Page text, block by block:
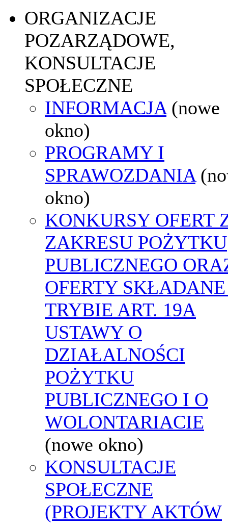
ORGANIZACJE
POZARZĄDOWE,
KONSULTACJE
SPOŁECZNE
INFORMACJA (nowe
okno)
PROGRAMY I
SPRAWOZDANIA
okno)
KONKURSY OFERT
ZAKRESU POŻYTKU
PUBLICZNEGO
OFERTY
TRYBIE ART. 19A
USTAWY O
DZIAŁALNOŚCI
POŻYTKU
PUBLICZNEGO I O
WOLONTARIACIE
(nowe okno)
KONSULTACJE
SPOŁECZNE
(PROJEKTY AKTÓW